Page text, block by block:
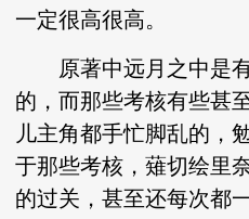
一定很高很高。
原著中远月之中是有
的，而那些考核有些甚
儿主角都手忙脚乱的，
于那些考核，薙切绘里
的过关，甚至还每次都